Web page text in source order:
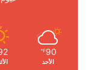
90
℉
الأحد